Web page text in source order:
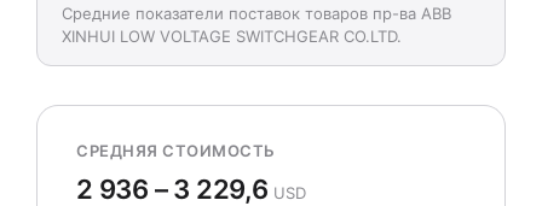
Средние показатели поставок товаров пр-ва ABB
XINHUI LOW VOLTAGE SWITCHGEAR CO.LTD.
СРЕДНЯЯ СТОИМОСТЬ
2 936 – 3 229,6 USD